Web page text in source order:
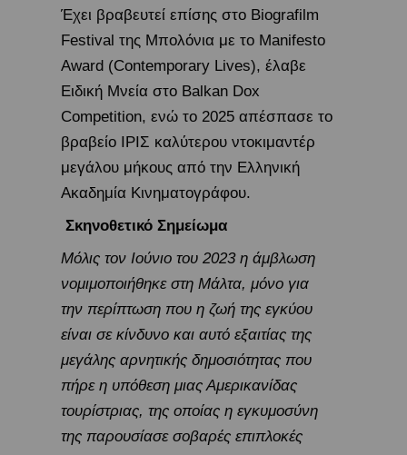
Έχει βραβευτεί επίσης στο Biografilm
Festival της Μπολόνια με το Manifesto
Award (Contemporary Lives), έλαβε
Ειδική Μνεία στο Balkan Dox
Competition, ενώ το 2025 απέσπασε το
βραβείο ΙΡΙΣ καλύτερου ντοκιμαντέρ
μεγάλου μήκους από την Ελληνική
Ακαδημία Κινηματογράφου.
Σκηνοθετικό Σημείωμα
Μόλις τον Ιούνιο του 2023 η άμβλωση
νομιμοποιήθηκε στη Μάλτα, μόνο για
την περίπτωση που η ζωή της εγκύου
είναι σε κίνδυνο και αυτό εξαιτίας της
μεγάλης αρνητικής δημοσιότητας που
πήρε η υπόθεση μιας Αμερικανίδας
τουρίστριας, της οποίας η εγκυμοσύνη
της παρουσίασε σοβαρές επιπλοκές